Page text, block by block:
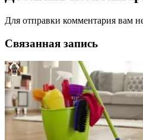
Для отправки комментария вам
Связанная запись